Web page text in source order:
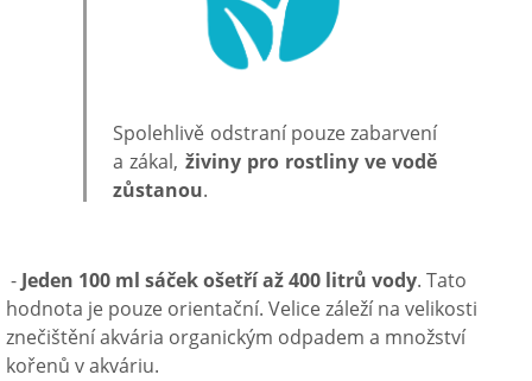
Spolehlivě odstraní pouze zabarvení
a zákal, živiny pro rostliny ve vodě
zůstanou.
- Jeden 100 ml sáček ošetří až 400 litrů vody. Tato
hodnota je pouze orientační. Velice záleží na velikosti
znečištění akvária organickým odpadem a množství
kořenů v akváriu.